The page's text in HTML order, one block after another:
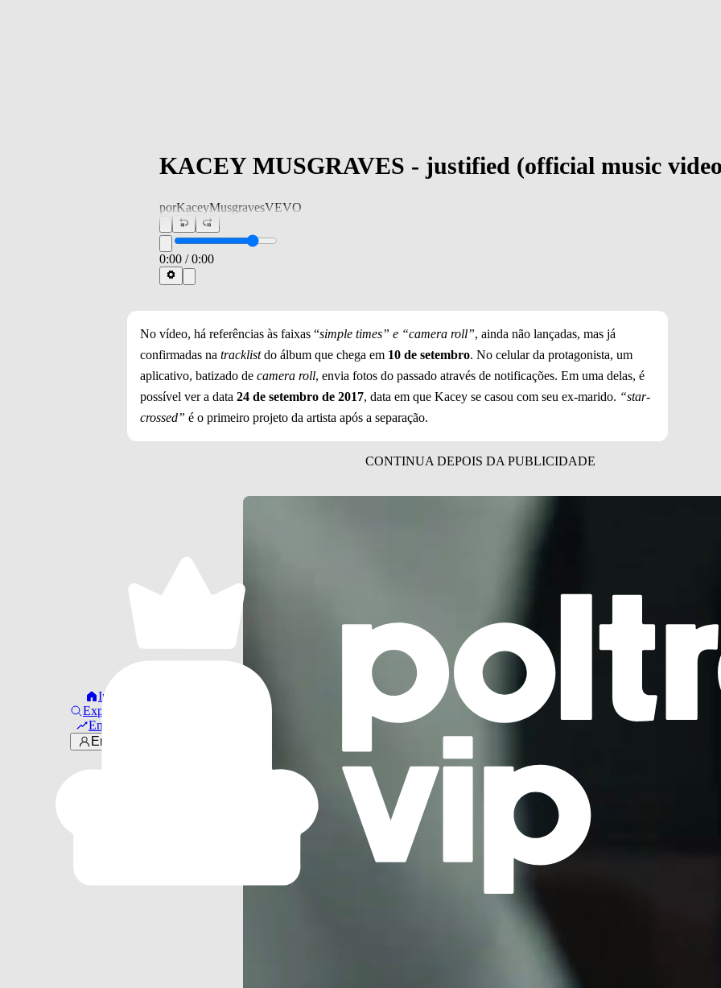
Início
Explorar
Em alta
Entrar
KACEY MUSGRAVES - justified (official music
porKaceyMusgravesVEVO
0:00 /0:00
No vídeo, há referências às faixas “simple times” e “camera roll”, ainda não lançadas, mas já
confirmadas na tracklistdo álbum que chega em 10 de setembro. No celular da protagonista, um
aplicativo, batizado de camera roll, envia fotos do passado através de notificações. Em uma delas, é
possível ver a data 24 de setembro de 2017, data em que Kacey se casou com seu ex-marido. “star-
crossed” é o primeiro projeto da artista após a separação.